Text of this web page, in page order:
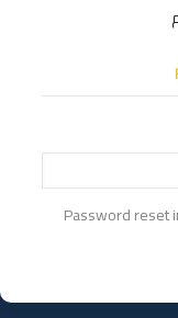
Password reset